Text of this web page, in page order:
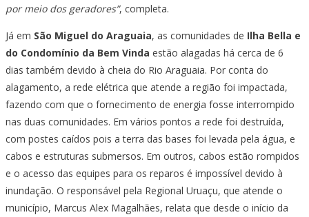
por meio dos geradores”, completa.
Já em São Miguel do Araguaia, as comunidades de Ilha Bella e
do Condomínio da Bem Vinda estão alagadas há cerca de 6
dias também devido à cheia do Rio Araguaia. Por conta do
alagamento, a rede elétrica que atende a região foi impactada,
fazendo com que o fornecimento de energia fosse interrompido
nas duas comunidades. Em vários pontos a rede foi destruída,
com postes caídos pois a terra das bases foi levada pela água, e
cabos e estruturas submersos. Em outros, cabos estão rompidos
e o acesso das equipes para os reparos é impossível devido à
inundação. O responsável pela Regional Uruaçu, que atende o
município, Marcus Alex Magalhães, relata que desde o início da